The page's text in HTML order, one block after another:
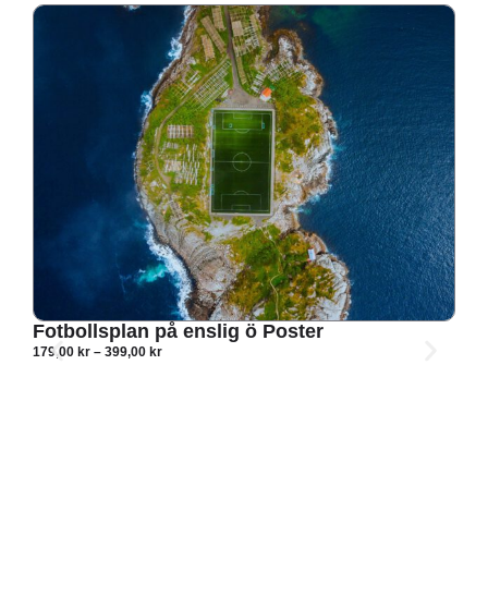
Fotbollsplan på enslig ö Poster
179,00 kr – 399,00 kr